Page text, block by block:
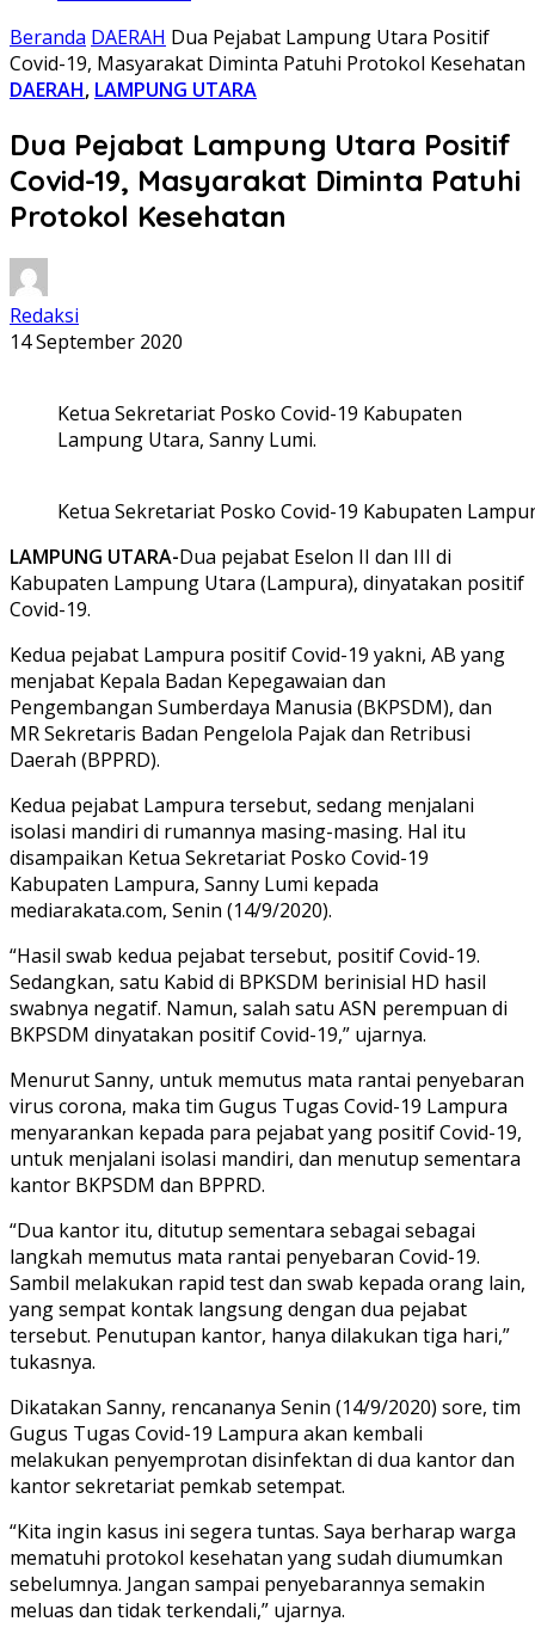
Beranda DAERAH Dua Pejabat Lampung Utara Positif
Covid-19, Masyarakat Diminta Patuhi Protokol Kesehatan
DAERAH, LAMPUNG UTARA
Dua Pejabat Lampung Utara Positif
Covid-19, Masyarakat Diminta Patuhi
Protokol Kesehatan
Redaksi
14 September 2020
Ketua Sekretariat Posko Covid-19 Kabupaten
Lampung Utara, Sanny Lumi.
Ketua Sekretariat Posko Covid-19 Kabupaten
LAMPUNG UTARA-Dua pejabat Eselon II dan III di
Kabupaten Lampung Utara (Lampura), dinyatakan positif
Covid-19.
Kedua pejabat Lampura positif Covid-19 yakni, AB yang
menjabat Kepala Badan Kepegawaian dan
Pengembangan Sumberdaya Manusia (BKPSDM), dan
MR Sekretaris Badan Pengelola Pajak dan Retribusi
Daerah (BPPRD).
Kedua pejabat Lampura tersebut, sedang menjalani
isolasi mandiri di rumannya masing-masing. Hal itu
disampaikan Ketua Sekretariat Posko Covid-19
Kabupaten Lampura, Sanny Lumi kepada
mediarakata.com, Senin (14/9/2020).
“Hasil swab kedua pejabat tersebut, positif Covid-19.
Sedangkan, satu Kabid di BPKSDM berinisial HD hasil
swabnya negatif. Namun, salah satu ASN perempuan di
BKPSDM dinyatakan positif Covid-19,” ujarnya.
Menurut Sanny, untuk memutus mata rantai penyebaran
virus corona, maka tim Gugus Tugas Covid-19 Lampura
menyarankan kepada para pejabat yang positif Covid-19,
untuk menjalani isolasi mandiri, dan menutup sementara
kantor BKPSDM dan BPPRD.
“Dua kantor itu, ditutup sementara sebagai sebagai
langkah memutus mata rantai penyebaran Covid-19.
Sambil melakukan rapid test dan swab kepada orang lain,
yang sempat kontak langsung dengan dua pejabat
tersebut. Penutupan kantor, hanya dilakukan tiga hari,”
tukasnya.
Dikatakan Sanny, rencananya Senin (14/9/2020) sore, tim
Gugus Tugas Covid-19 Lampura akan kembali
melakukan penyemprotan disinfektan di dua kantor dan
kantor sekretariat pemkab setempat.
“Kita ingin kasus ini segera tuntas. Saya berharap warga
mematuhi protokol kesehatan yang sudah diumumkan
sebelumnya. Jangan sampai penyebarannya semakin
meluas dan tidak terkendali,” ujarnya.